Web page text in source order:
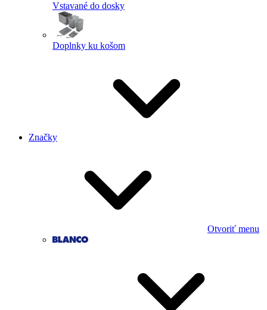
Vstavané do dosky
Doplnky ku košom
Značky
Otvoriť menu